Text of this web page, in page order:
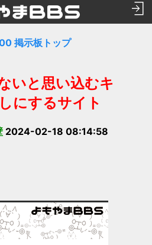
掲示板トップ
いと思い込むキ
にするサイト
2024-02-18 08:14:58